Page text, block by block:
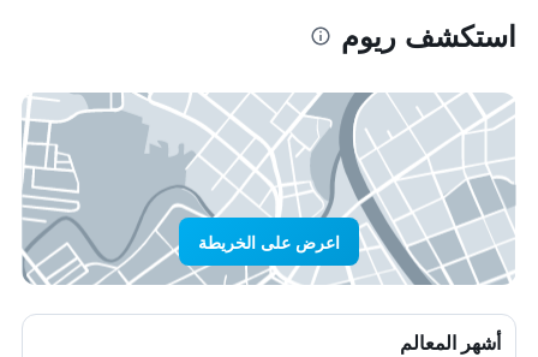
استكشف ريوم
اعرض على الخريطة
أشهر المعالم